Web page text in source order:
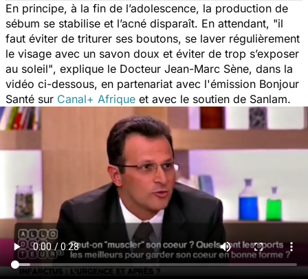
En principe, à la fin de l’adolescence, la production de
sébum se stabilise et l’acné disparaît. En attendant, "il
faut éviter de triturer ses boutons, se laver régulièrement
le visage avec un savon doux et éviter de trop s’exposer
au soleil", explique le Docteur Jean-Marc Sène, dans la
vidéo ci-dessous, en partenariat avec l'émission Bonjour
Santé sur Canal+ Afrique et avec le soutien de Sanlam.